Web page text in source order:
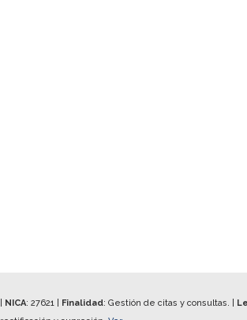
NICA: 27621| Finalidad: Gestión de citas y consultas. |